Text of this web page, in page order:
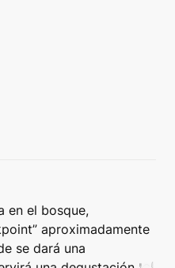
en el bosque,
aproximadamente
se dará una